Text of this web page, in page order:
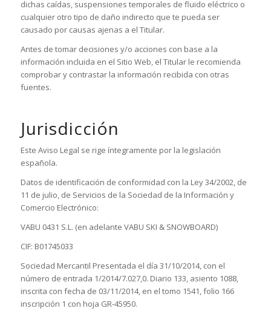
dichas caídas, suspensiones temporales de fluido eléctrico o
cualquier otro tipo de daño indirecto que te pueda ser
causado por causas ajenas a el Titular.
Antes de tomar decisiones y/o acciones con base a la
información incluida en el Sitio Web, el Titular le recomienda
comprobar y contrastar la información recibida con otras
fuentes.
Jurisdicción
Este Aviso Legal se rige íntegramente por la legislación
española.
Datos de identificación de conformidad con la Ley 34/2002, de
11 de julio, de Servicios de la Sociedad de la Información y
Comercio Electrónico:
VABU 0431 S.L. (en adelante VABU SKI & SNOWBOARD)
CIF: B01745033
Sociedad Mercantil Presentada el día 31/10/2014, con el
número de entrada 1/2014/7.027,0. Diario 133, asiento 1088,
inscrita con fecha de 03/11/2014, en el tomo 1541, folio 166
inscripción 1 con hoja GR-45950.